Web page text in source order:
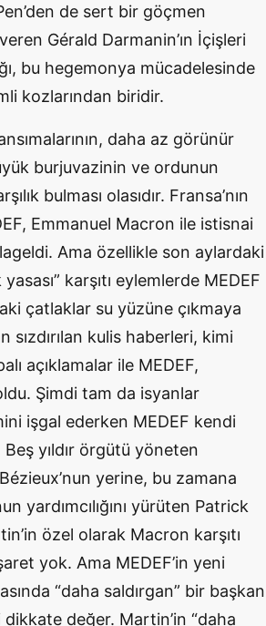
de sert bir göçmen
Gérald Darmanin’ın İçişleri
bu hegemonya mücadelesinde
kozlarından biridir.
daha az görünür
burjuvazinin ve ordunun
bulması olasıdır. Fransa’nın
Emmanuel Macron ile istisnai
Ama özellikle son aylardaki
karşıtı eylemlerde MEDEF
çatlaklar su yüzüne çıkmaya
sızdırılan kulis haberleri, kimi
açıklamalar ile MEDEF,
Şimdi tam da isyanlar
işgal ederken MEDEF kendi
yıldır örgütü yöneten
yerine, bu zamana
yardımcılığını yürüten Patrick
özel olarak Macron karşıtı
yok. Ama MEDEF’in yeni
“daha saldırgan” bir başkan
değer. Martin’in “daha